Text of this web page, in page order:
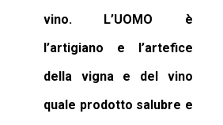
vino. L’UOMO è
l’artigiano e l’artefice
della vigna e del vino
quale prodotto salubre e